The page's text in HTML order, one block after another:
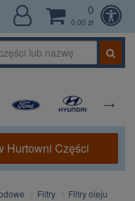
0
0,00 zł
Hurtowni Części
Filtry Filtry oleju